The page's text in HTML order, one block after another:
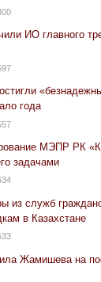
ИО главного
года
МЭПР РК
задачами
из служб
в Казахстане
Жамишева на